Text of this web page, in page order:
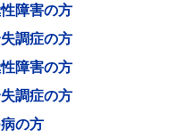
障害の方
調症の方
障害の方
調症の方
の方